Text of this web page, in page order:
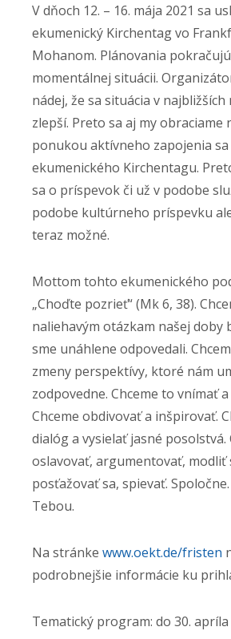
V dňoch 12. – 16. mája 2021 sa
ekumenický Kirchentag vo
Mohanom. Plánovania
momentálnej situácii.
nádej, že sa situácia v najbližších
zlepší. Preto sa aj my obraciame
ponukou aktívneho zapojenia
ekumenického Kirchentagu.
sa o príspevok či už v podobe
podobe kultúrneho príspevku
teraz možné.
Mottom tohto ekumenického
„Choďte pozrieť“ (Mk 6, 38).
naliehavým otázkam našej doby
sme unáhlene odpovedali.
zmeny perspektívy, ktoré nám
zodpovedne. Chceme to vnímať
Chceme obdivovať a inšpirovať.
dialóg a vysielať jasné posolstvá.
oslavovať, argumentovať, modliť
posťažovať sa, spievať. Spoločne.
Tebou.
Na stránke www.oekt.de/fristen
podrobnejšie informácie ku
Tematický program: do 30. apríla